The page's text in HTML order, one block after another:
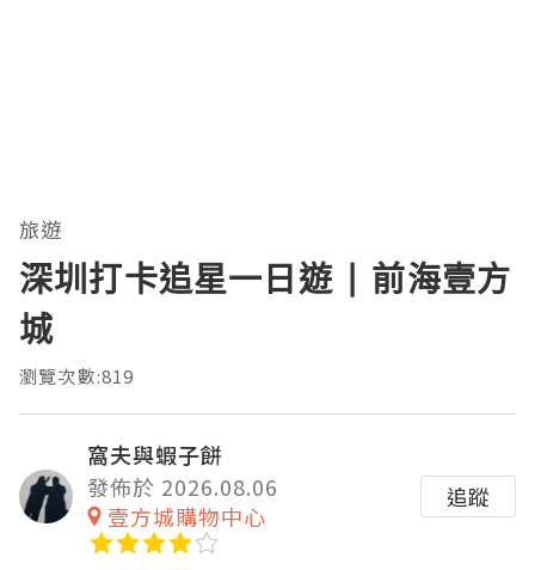
旅遊
深圳打卡追星一日遊 | 前海壹方
城
瀏覽次數:819
窩夫與蝦子餅
發佈於 2026.08.06
壹方城購物中心
追蹤